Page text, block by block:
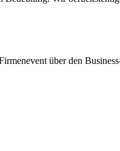
über den